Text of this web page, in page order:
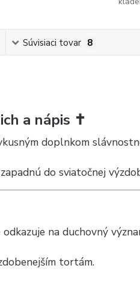
Súvisiaci tovar 8
a nápis ✝️
doplnkom
do sviatočnej
na duchovný
tortám.